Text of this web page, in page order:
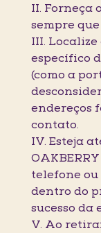
II. Forneça
sempre
III.
específico
(como a
endereços
contato.
IV. Esteja
telefone ou
dentro do
sucesso da
V. Ao